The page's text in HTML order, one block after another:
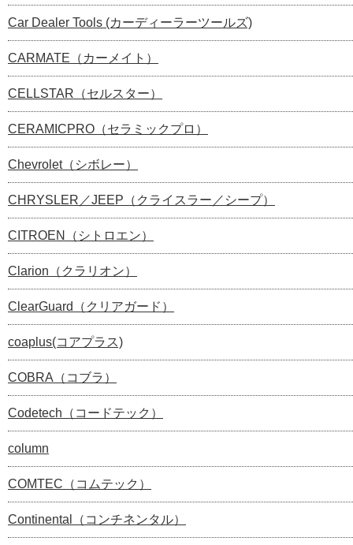
Car Dealer Tools (カーディーラーツールズ)
CARMATE（カーメイト）
CELLSTAR（セルスター）
CERAMICPRO（セラミックプロ）
Chevrolet（シボレー）
CHRYSLER／JEEP（クライスラー／シープ）
CITROEN（シトロエン）
Clarion（クラリオン）
ClearGuard（クリアガード）
coaplus(コアプラス)
COBRA（コブラ）
Codetech（コードテック）
column
COMTEC（コムテック）
Continental（コンチネンタル）